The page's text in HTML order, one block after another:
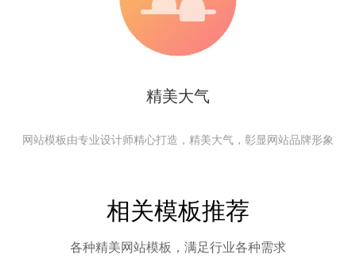
精美大气
网站模板由专业设计师精心打造，精美大气，彰显网站品牌形象
相关模板推荐
各种精美网站模板，满足行业各种需求